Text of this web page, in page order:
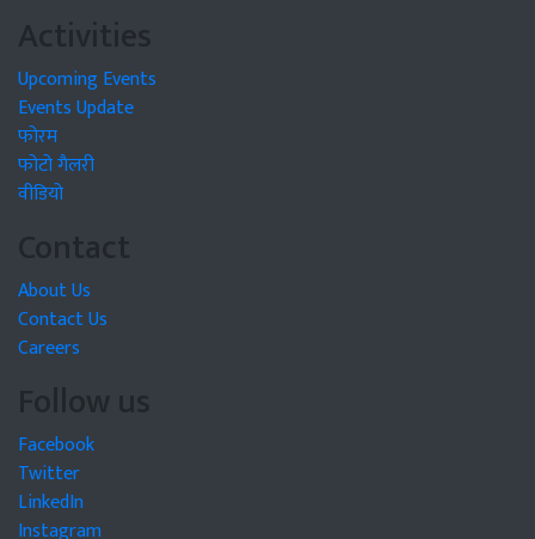
Activities
Upcoming Events
Events Update
फोरम
फोटो गैलरी
वीडियो
Contact
About Us
Contact Us
Careers
Follow us
Facebook
Twitter
LinkedIn
Instagram